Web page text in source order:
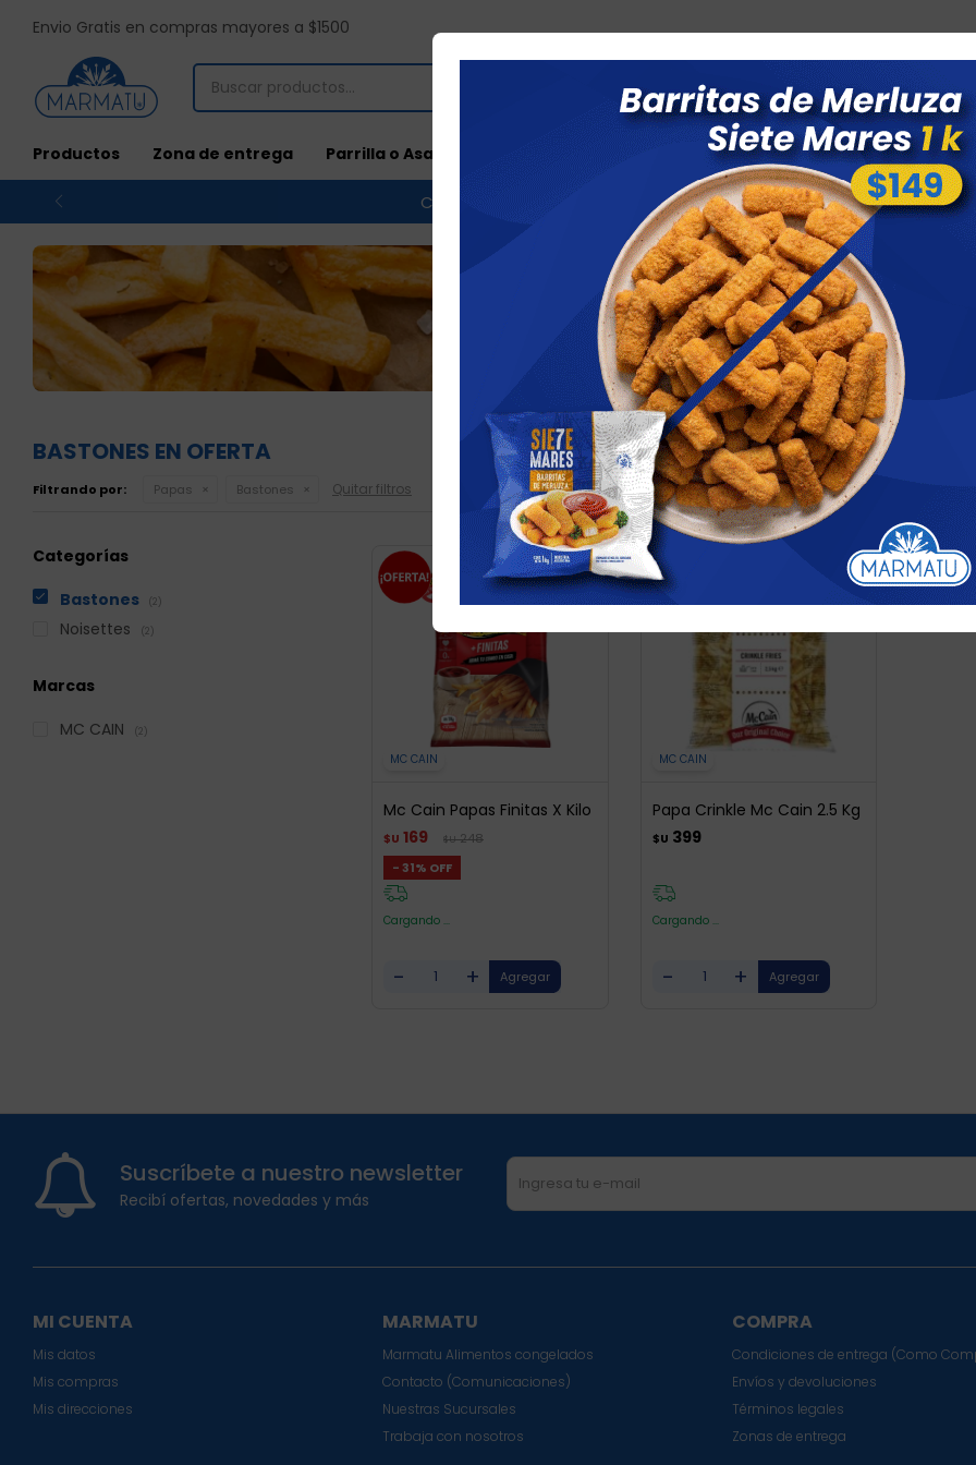
Compras menores a $ 1500 costo de envío $60 *Puede Variar
Productos Zona de entrega Parrilla o Asado Ofertas Promociones Nuevos
Envio Gratis en compras mayores a $1500
BASTONES EN OFERTA
Filtrando por: Papas Bastones Quitar filtros
MC CAIN
Mc Cain Papas Finitas X Kilo
$U 169 $U 248
31
Cargando ...
- +
MC CAIN
Papa Crinkle Mc Cain 2.5 Kg
$U 399
Cargando ...
- +
Categorías
Bastones
(2)
Noisettes (2)
Marcas
MC CAIN
(2)
Suscríbete a nuestro newsletter
Recibí ofertas, novedades y más
MI CUENTA
Mis datos
Mis compras
Mis direcciones
MARMATU
Marmatu Alimentos congelados
Contacto (Comunicaciones)
Nuestras Sucursales
Trabaja con nosotros
COMPRA
Condiciones de entrega (Como
Envíos y devoluciones
Términos legales
Zonas de entrega